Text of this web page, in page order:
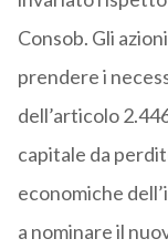
Consob. Gli
prendere i
dell’articolo
capitale da
economiche
a nominare il